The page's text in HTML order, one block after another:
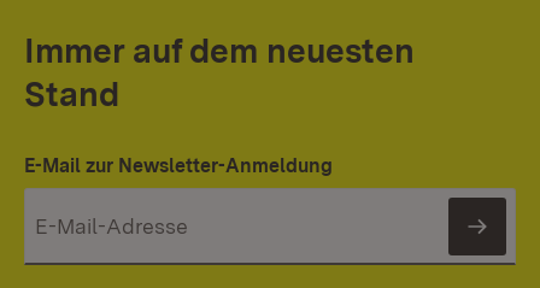
Immer auf dem neuesten
Stand
E-Mail zur Newsletter-Anmeldung